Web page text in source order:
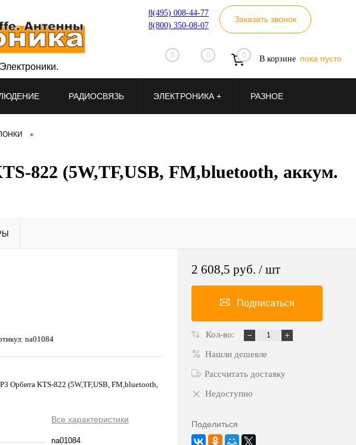
8(495) 008-44-77
8(800) 350-08-07
Заказать звонок
0 0 0 В корзине пока пусто
РАДИОСВЯЗЬ ЭЛЕКТРОНИКА + РАЗНОЕ
•
822 (5W,TF,USB, FM,bluetooth, аккум.
na01084
Орбита KTS-822 (5W,TF,USB, FM,bluetooth,
Все характеристики
na01084
2 608,5 руб. / шт
Подписаться
Кол-во:
Нашли дешевле
Рассчитать доставку
Недоступно
Поделиться